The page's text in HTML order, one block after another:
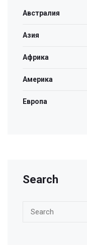
Австралия
Азия
Африка
Америка
Европа
Search